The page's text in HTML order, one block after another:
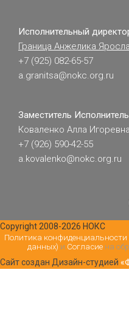
Исполнительный
Граница Анжелика
+7 (925) 082-65-57
a.granitsa@nokc.org.ru
Заместитель
Коваленко Алла Игоревна
+7 (926) 590-42-55
a.kovalenko@nokc.org.ru
Copyright 2008-2026 НОКС
Политика
данных) и Согласие на
Сайт создан Дизайн-студией